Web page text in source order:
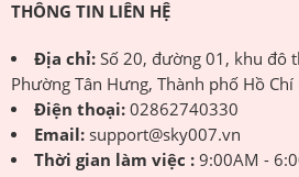
THÔNG TIN LIÊN HỆ
Địa chỉ:Số 20, đường 01, khu đô
Phường Tân Hưng, Thành phố Hồ
Điện thoại:02862740330
Email:support@sky007.vn
Thời gian làm việc :9:00AM -